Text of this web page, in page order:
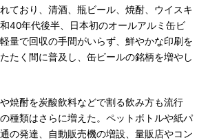
ており、清酒、瓶ビール、焼酎、ウイスキ
40年代後半、日本初のオールアルミ缶ビ
量で回収の手間がいらず、鮮やかな印刷を
たく間に普及し、缶ビールの銘柄を増やし
焼酎を炭酸飲料などで割る飲み方も流行
種類はさらに増えた。ペットボトルや紙パ
の発達、自動販売機の増設、量販店やコン